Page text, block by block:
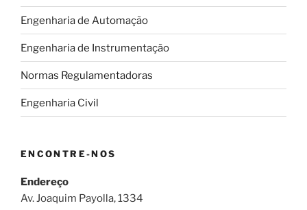
Engenharia de Automação
Engenharia de Instrumentação
Normas Regulamentadoras
Engenharia Civil
ENCONTRE-NOS
Endereço
Av. Joaquim Payolla, 1334